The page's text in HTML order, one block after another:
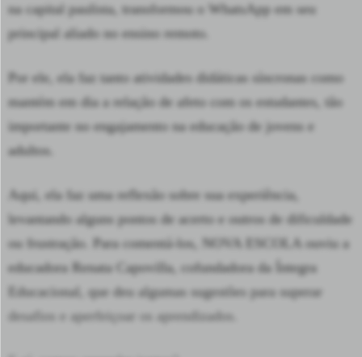
na capital paulista, transformou o WhatsApp em seu
principal aliado no ensino remoto.
Por ele, ela faz tanto atividades didáticas síncronas como
mantém em dia a relação de afeto com os estudantes, tão
importante no engajamento na educação de jovens e
adultos.
Aqui, ela faz uma reflexão sobre sua experiência,
levantando alguns pontos de acerto e outros de dificuldade
ou frustração. Para comentá-los, NOVA ESCOLA ouviu a
educadora Renata Capovilla, cofundadora da Íntegra
Educacional, que deu algumas sugestões para superar
desafios e aperfeiçoar os aprendizados.